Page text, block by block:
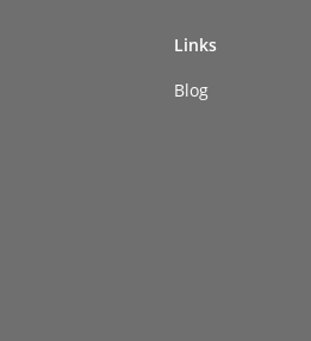
Links
Blog